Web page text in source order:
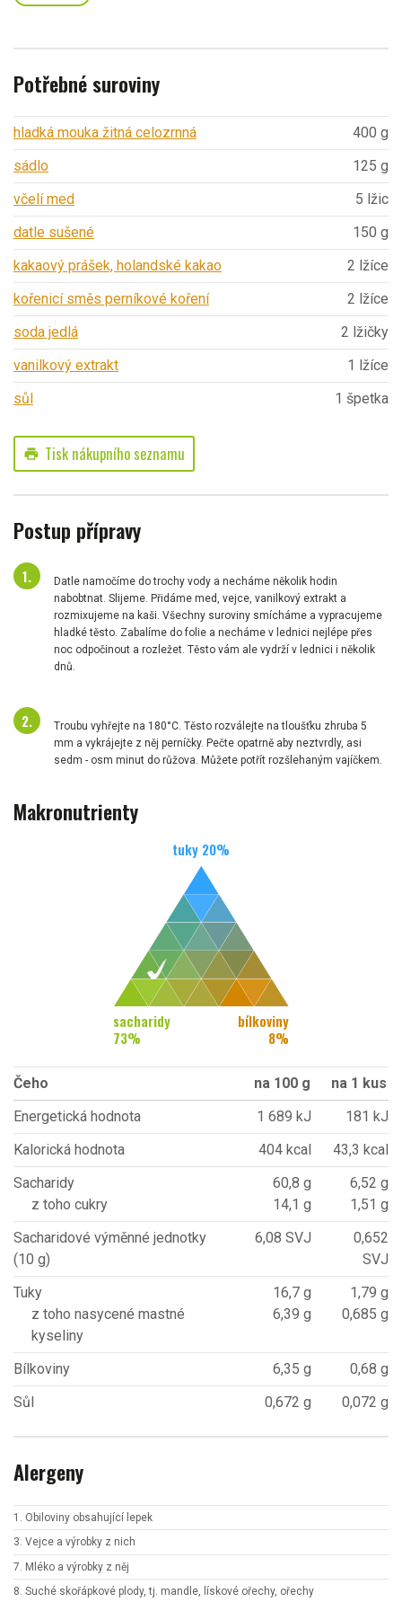
Potřebné suroviny
hladká mouka žitná celozrnná
400 g
sádlo
125 g
včelí med
5 lžic
datle sušené
150 g
kakaový prášek, holandské kakao
2 lžíce
kořenicí směs perníkové koření
2 lžíce
soda jedlá
2 lžičky
vanilkový extrakt
1 lžíce
sůl
1 špetka
print Tisk nákupního seznamu
Postup přípravy
Datle namočíme do trochy vody a necháme několik hodin
nabobtnat. Slijeme. Přidáme med, vejce, vanilkový extrakt a
rozmixujeme na kaši. Všechny suroviny smícháme a vypracujeme
hladké těsto. Zabalíme do folie a necháme v lednici nejlépe přes
noc odpočinout a rozležet. Těsto vám ale vydrží v lednici i několik
dnů.
Troubu vyhřejte na 180°C. Těsto rozválejte na tloušťku zhruba 5
mm a vykrájejte z něj perníčky. Pečte opatrně aby neztvrdly, asi
sedm - osm minut do růžova. Můžete potřít rozšlehaným vajíčkem.
Makronutrienty
tuky 20%
sacharidy
73%
bílkoviny
8%
Čeho na 100 g
na 1 kus
Energetická hodnota
1 689 kJ
181 kJ
Kalorická hodnota
404 kcal
43,3 kcal
Sacharidy
z toho cukry
60,8 g
14,1 g
6,52 g
1,51 g
Sacharidové výměnné jednotky
(10 g)
6,08 SVJ
0,652
SVJ
Tuky
z toho nasycené mastné
kyseliny
16,7 g
6,39 g
1,79 g
0,685 g
Bílkoviny 6,35 g
0,68 g
Sůl
0,672 g 0,072 g
Alergeny
1. Obiloviny obsahující lepek
3. Vejce a výrobky z nich
7. Mléko a výrobky z něj
8. Suché skořápkové plody, tj. mandle, lískové ořechy, ořechy